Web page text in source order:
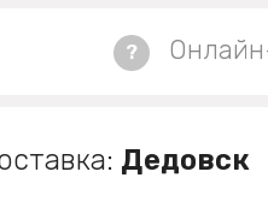
?
Дедовск